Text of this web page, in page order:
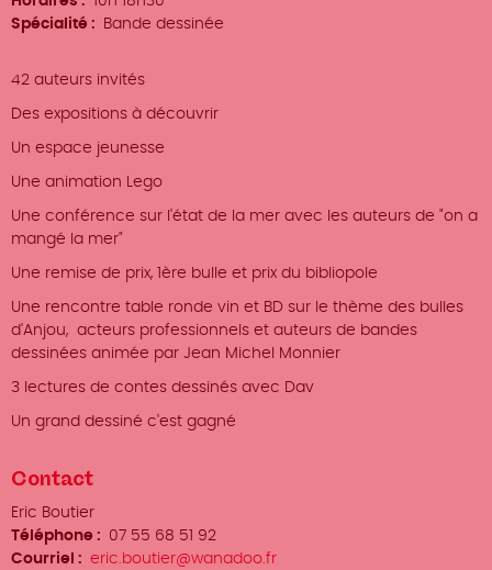
Spécialité
Bande dessinée
42 auteurs invités
Des expositions à découvrir
Un espace jeunesse
Une animation Lego
Une conférence sur l'état de la mer avec les auteurs de "on a
mangé la mer"
Une remise de prix, 1ère bulle et prix du bibliopole
Une rencontre table ronde vin et BD sur le thème des bulles
d'Anjou, acteurs professionnels et auteurs de bandes
dessinées animée par Jean Michel Monnier
3 lectures de contes dessinés avec Dav
Un grand dessiné c'est gagné
Contact
Organisateur
/
Prénom
Eric Boutier
Téléphone
07 55 68 51 92
Courriel
eric.boutier@wanadoo.fr